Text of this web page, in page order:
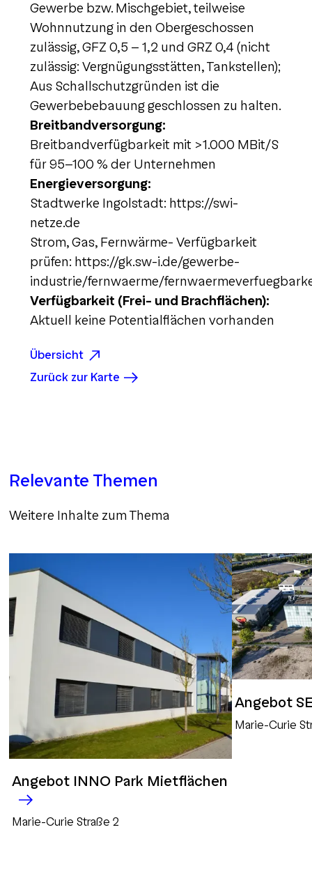
Gewerbe bzw. Mischgebiet, teilweise
Wohnnutzung in den Obergeschossen
zulässig, GFZ 0,5 – 1,2 und GRZ 0,4 (nicht
zulässig: Vergnügungsstätten, Tankstellen);
Aus Schallschutzgründen ist die
Gewerbebebauung geschlossen zu halten.
Breitbandversorgung:
Breitbandverfügbarkeit mit >1.000 MBit/S
für 95-100 % der Unternehmen
Energieversorgung:
Stadtwerke Ingolstadt: https://swi-
netze.de
Strom, Gas, Fernwärme- Verfügbarkeit
prüfen: https://gk.sw-i.de/gewerbe-
industrie/fernwaerme/
Verfügbarkeit (Frei- und Brachflächen):
Aktuell keine Potentialflächen vorhanden
Übersicht
Zurück zur Karte
Relevante Themen
Weitere Inhalte zum Thema
Angebot INNO Park Mietflächen
Marie-Curie Straße 2
Angebot
Marie-Curie